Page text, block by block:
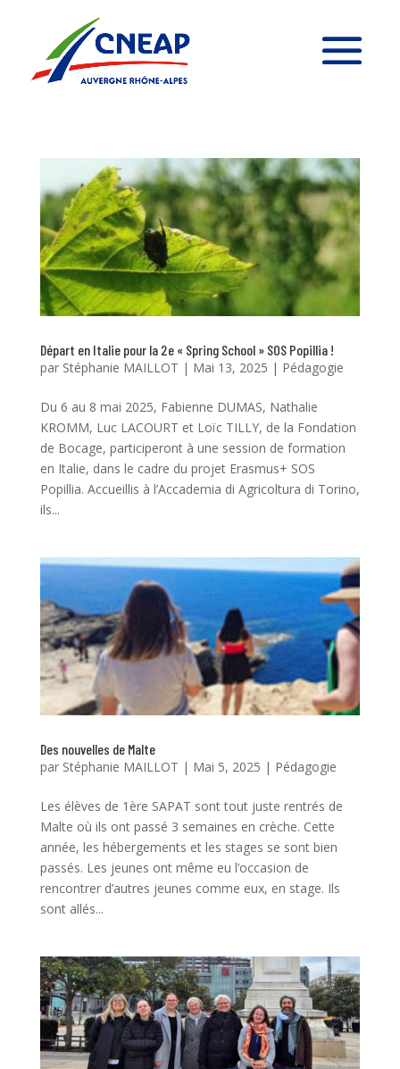
Départ en Italie pour la 2e « Spring School » SOS Popillia !
par Stéphanie MAILLOT | Mai 13, 2025 | Pédagogie
Du 6 au 8 mai 2025, Fabienne DUMAS, Nathalie
KROMM, Luc LACOURT et Loïc TILLY, de la Fondation
de Bocage, participeront à une session de formation
en Italie, dans le cadre du projet Erasmus+ SOS
Popillia. Accueillis à l’Accademia di Agricoltura di Torino,
ils...
Des nouvelles de Malte
par Stéphanie MAILLOT | Mai 5, 2025 | Pédagogie
Les élèves de 1ère SAPAT sont tout juste rentrés de
Malte où ils ont passé 3 semaines en crèche. Cette
année, les hébergements et les stages se sont bien
passés. Les jeunes ont même eu l’occasion de
rencontrer d’autres jeunes comme eux, en stage. Ils
sont allés...